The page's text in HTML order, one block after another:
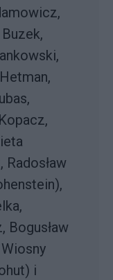
Radosław
Bogusław
i